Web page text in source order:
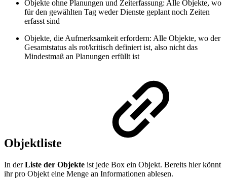
Objekte ohne Planungen und Zeiterfassung: Alle Objekte, wo
für den gewählten Tag weder Dienste geplant noch Zeiten
erfasst sind
Objekte, die Aufmerksamkeit erfordern: Alle Objekte, wo der
Gesamtstatus als rot/kritisch definiert ist, also nicht das
Mindestmaß an Planungen erfüllt ist
Objektliste
In derListe der Objekte ist jede Box ein Objekt. Bereits hier könnt
ihr pro Objekt eine Menge an Informationen ablesen.